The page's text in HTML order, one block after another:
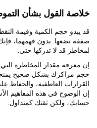
خلاصة القول بشأن
قد يبدو حجم الكمية وقيمة
صفقة تضعها. بدون فهمهما،
لمخاطر قد لا تدركها حتى.
إن معرفة مقدار المخاطرة
حجم مراكزك بشكل صحيح
القرارات العاطفية، والحفاظ
إن الوضوح في هذه المفاهيم
حسابك، ولكن ثقتك كمتداول.